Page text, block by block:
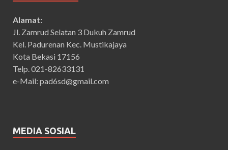
Alamat:
Jl. Zamrud Selatan 3 Dukuh Zamrud
Kel. Padurenan Kec. Mustikajaya
Kota Bekasi 17156
Telp. 021-82633131
e-Mail: pad6sd@gmail.com
MEDIA SOSIAL